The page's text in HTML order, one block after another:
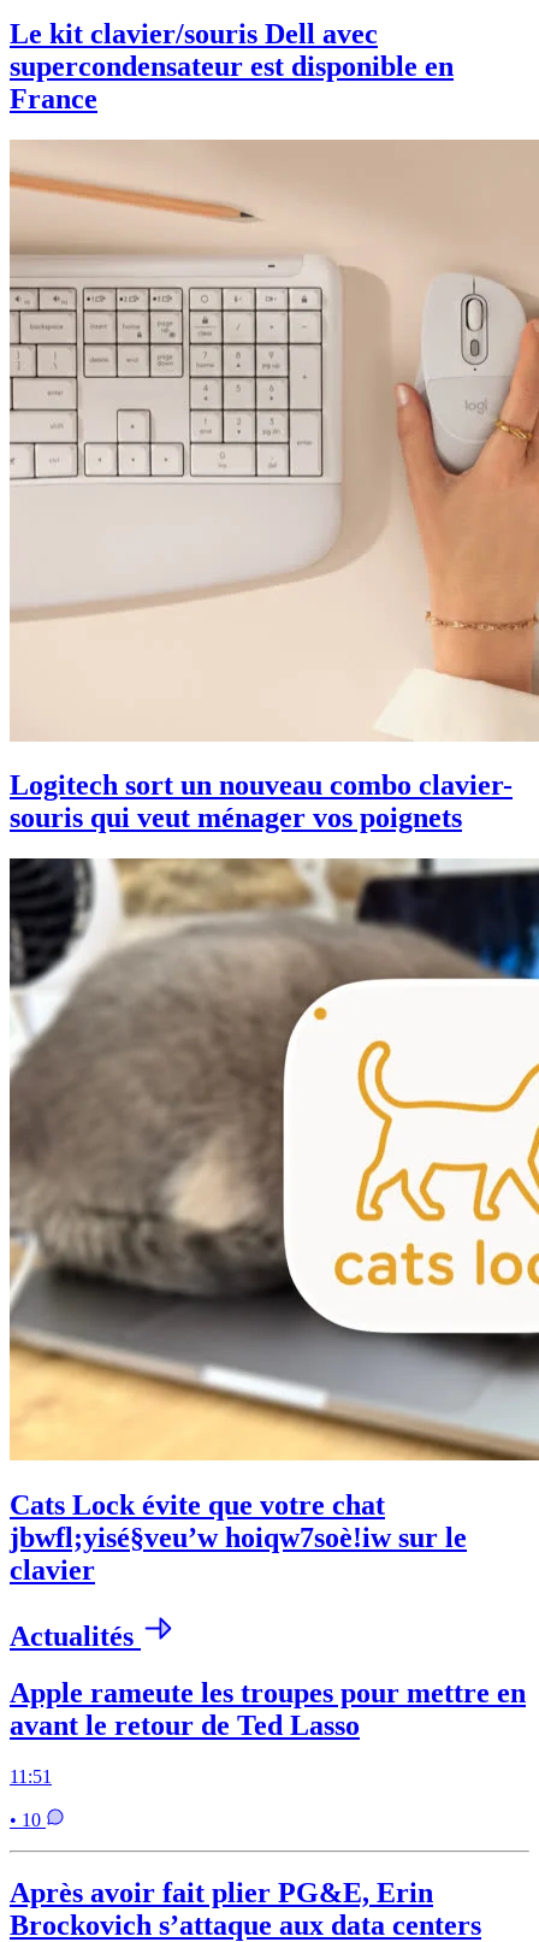
Le kit clavier/souris Dell avec
supercondensateur est disponible en
France
Logitech sort un nouveau combo clavier-
souris qui veut ménager vos poignets
Cats Lock évite que votre chat
jbwfl;yisé§veu’w hoiqw7soè!iw sur le
clavier
Actualités
Apple rameute les troupes pour mettre en
avant le retour de Ted Lasso
11:51
• 10
Après avoir fait plier PG&E, Erin
Brockovich s’attaque aux data centers